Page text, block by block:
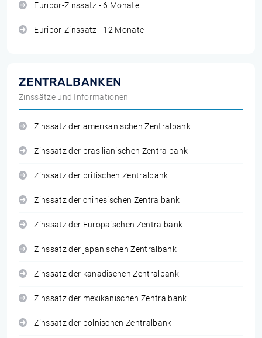
Euribor-Zinssatz - 6 Monate
Euribor-Zinssatz - 12 Monate
ZENTRALBANKEN
Zinssätze und Informationen
Zinssatz der amerikanischen Zentralbank
Zinssatz der brasilianischen Zentralbank
Zinssatz der britischen Zentralbank
Zinssatz der chinesischen Zentralbank
Zinssatz der Europäischen Zentralbank
Zinssatz der japanischen Zentralbank
Zinssatz der kanadischen Zentralbank
Zinssatz der mexikanischen Zentralbank
Zinssatz der polnischen Zentralbank